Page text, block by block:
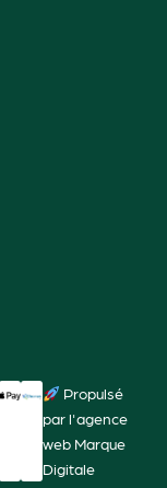
Propulsé
par l'agence
web Marque
Digitale